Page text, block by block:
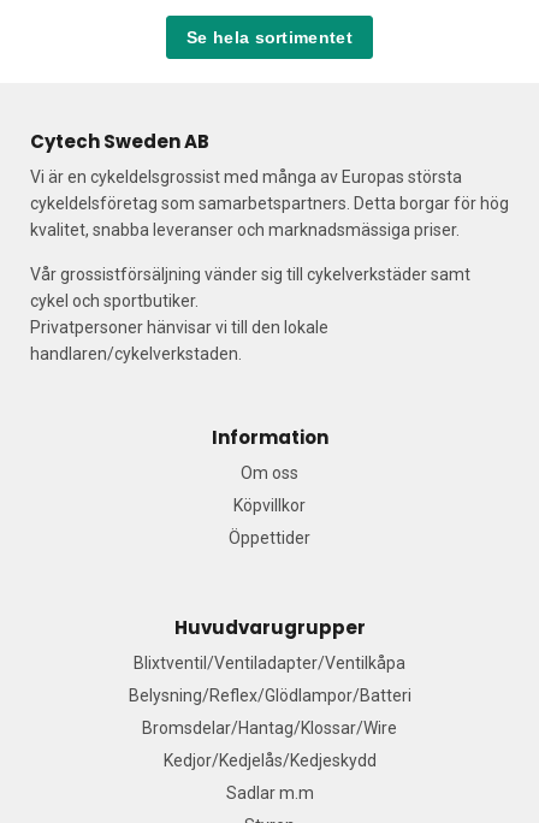
Se hela sortimentet
Cytech Sweden AB
Vi är en cykeldelsgrossist med många av Europas största
cykeldelsföretag som samarbetspartners. Detta borgar för hög
kvalitet, snabba leveranser och marknadsmässiga priser.
Vår grossistförsäljning vänder sig till cykelverkstäder samt
cykel och sportbutiker.
Privatpersoner hänvisar vi till den lokale
handlaren/cykelverkstaden.
Information
Om oss
Köpvillkor
Öppettider
Huvudvarugrupper
Blixtventil/Ventiladapter/Ventilkåpa
Belysning/Reflex/Glödlampor/Batteri
Bromsdelar/Hantag/Klossar/Wire
Kedjor/Kedjelås/Kedjeskydd
Sadlar m.m